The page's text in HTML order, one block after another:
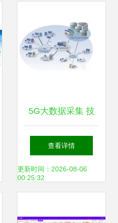
5G大数据采集 技
术前沿与趋势分析
深度解析
查看详情
更新时间：2026-08-06
00:25:32